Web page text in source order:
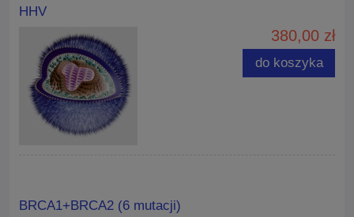
HHV
380,00 zł
do koszyka
BRCA1+BRCA2 (6 mutacji)